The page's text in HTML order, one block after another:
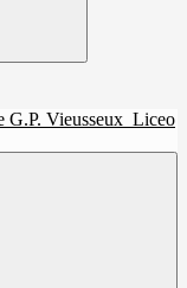
G.P. Vieusseux Liceo